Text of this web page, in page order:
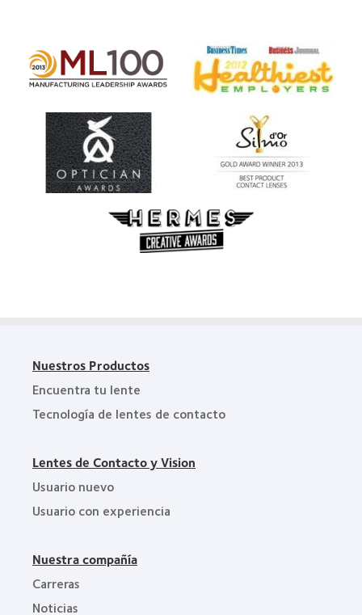
Nuestros Productos
Encuentra tu lente
Tecnología de lentes de contacto
Lentes de Contacto y Vision
Usuario nuevo
Usuario con experiencia
Nuestra compañía
Carreras
Noticias